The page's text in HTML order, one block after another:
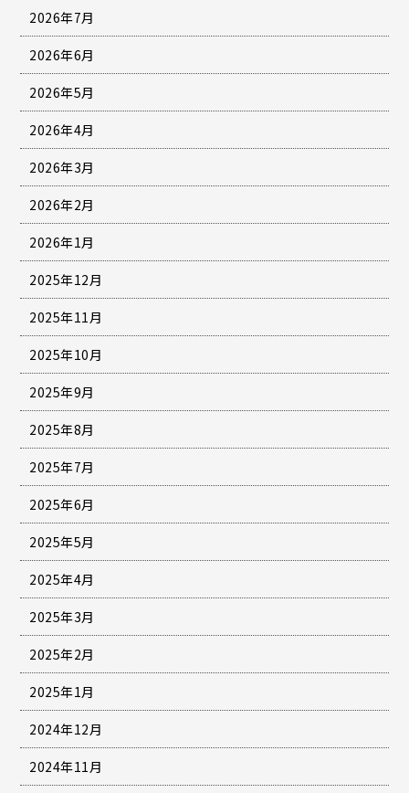
2026年7月
2026年6月
2026年5月
2026年4月
2026年3月
2026年2月
2026年1月
2025年12月
2025年11月
2025年10月
2025年9月
2025年8月
2025年7月
2025年6月
2025年5月
2025年4月
2025年3月
2025年2月
2025年1月
2024年12月
2024年11月